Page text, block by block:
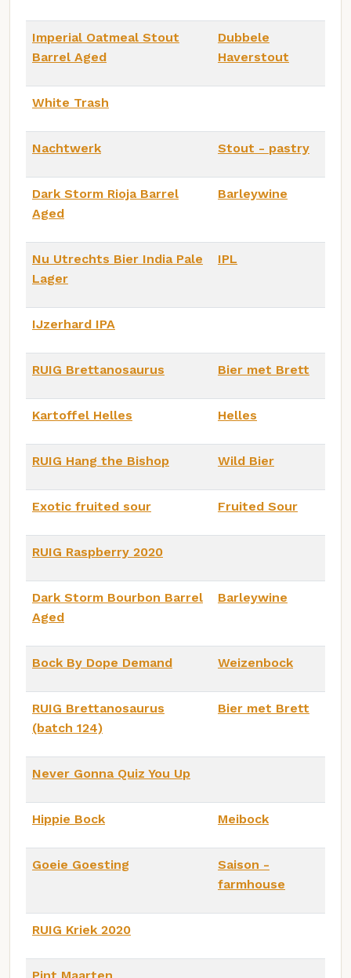
Imperial Oatmeal Stout
Barrel Aged
Dubbele
Haverstout
White Trash
Nachtwerk Stout - pastry
Dark Storm Rioja Barrel
Aged
Barleywine
Nu Utrechts Bier India Pale
Lager
IPL
IJzerhard IPA
RUIG Brettanosaurus Bier met Brett
Kartoffel Helles Helles
RUIG Hang the Bishop Wild Bier
Exotic fruited sour Fruited Sour
RUIG Raspberry 2020
Dark Storm Bourbon Barrel
Aged
Barleywine
Bock By Dope Demand Weizenbock
RUIG Brettanosaurus
(batch 124)
Bier met Brett
Never Gonna Quiz You Up
Hippie Bock Meibock
Goeie Goesting
Saison -
farmhouse
RUIG Kriek 2020